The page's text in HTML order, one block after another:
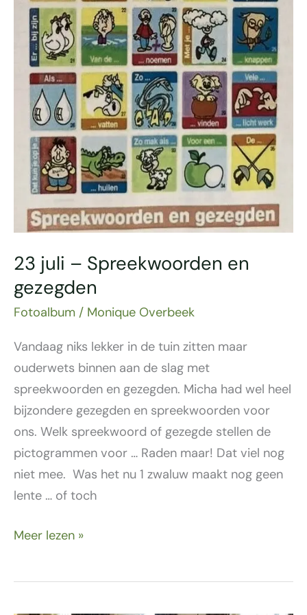
23 juli – Spreekwoorden en
gezegden
Fotoalbum / Monique Overbeek
Vandaag niks lekker in de tuin zitten maar
ouderwets binnen aan de slag met
spreekwoorden en gezegden. Micha had wel heel
bijzondere gezegden en spreekwoorden voor
ons. Welk spreekwoord of gezegde stellen de
pictogrammen voor … Raden maar! Dat viel nog
niet mee. Was het nu 1 zwaluw maakt nog geen
lente … of toch
Meer lezen »